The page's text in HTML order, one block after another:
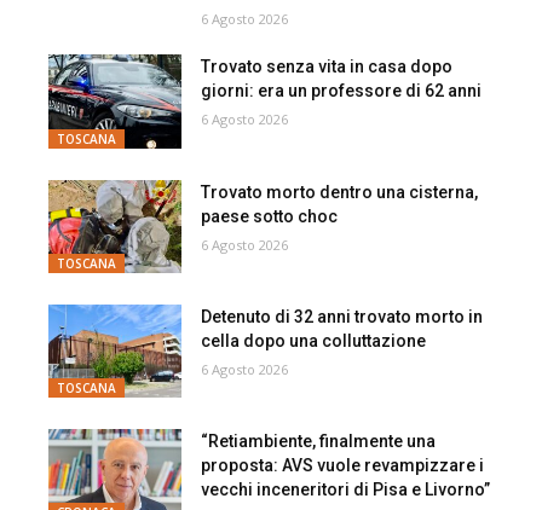
6 Agosto 2026
TOSCANA
Trovato senza vita in casa dopo
giorni: era un professore di 62 anni
6 Agosto 2026
TOSCANA
Trovato morto dentro una cisterna,
paese sotto choc
6 Agosto 2026
TOSCANA
Detenuto di 32 anni trovato morto in
cella dopo una colluttazione
6 Agosto 2026
“Retiambiente, finalmente una
proposta: AVS vuole revampizzare i
vecchi inceneritori di Pisa e Livorno”